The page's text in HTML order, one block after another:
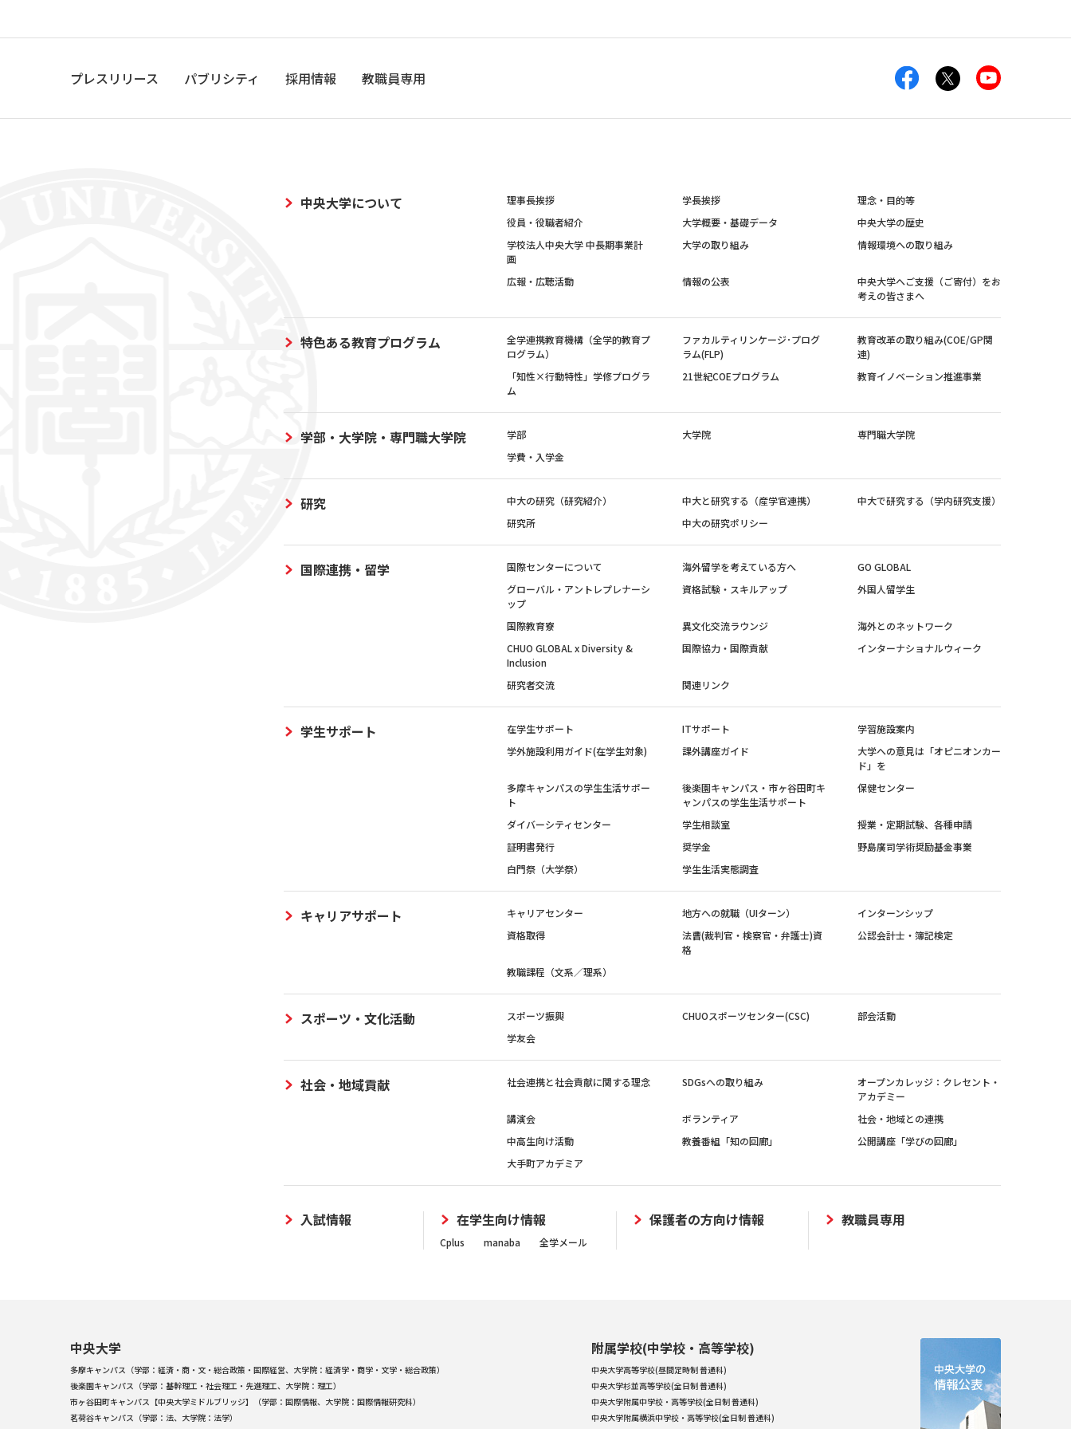
プレスリリース パブリシティ 採用情報 教職員専用
中央大学について 理事長挨拶 学長挨拶
理念・目的等
役員・役職者紹介
大学概要・基礎データ
中央大学の歴史
学校法人中央大学 中長期事業計
画
大学の取り組み 情報環境への取り組み
広報・広聴活動 情報の公表
中央大学へご支援（ご寄付）をお
考えの皆さまへ
特色ある教育プログラム
全学連携教育機構（全学的教育プ
ログラム）
ファカルティリンケージ･プログ
ラム(FLP)
教育改革の取り組み(COE/GP関
連)
「知性×行動特性」学修プログラ
ム
21世紀COEプログラム 教育イノベーション推進事業
学部・大学院・専門職大学院 学部 大学院
専門職大学院
学費・入学金
研究 中大の研究（研究紹介） 中大と研究する（産学官連携）
中大で研究する（学内研究支援）
研究所
中大の研究ポリシー
国際連携・留学 国際センターについて 海外留学を考えている方へ
GO GLOBAL
グローバル・アントレプレナーシ
ップ
資格試験・スキルアップ 外国人留学生
国際教育寮 異文化交流ラウンジ
海外とのネットワーク
CHUO GLOBAL x Diversity &
Inclusion
国際協力・国際貢献 インターナショナルウィーク
研究者交流 関連リンク
学生サポート 在学生サポート ITサポート
学習施設案内
学外施設利用ガイド(在学生対象)
課外講座ガイド
大学への意見は「オピニオンカー
ド」を
多摩キャンパスの学生生活サポー
ト
後楽園キャンパス・市ヶ谷田町キ
ャンパスの学生生活サポート
保健センター
ダイバーシティセンター 学生相談室
授業・定期試験、各種申請
証明書発行
奨学金
野島廣司学術奨励基金事業
白門祭（大学祭）
学生生活実態調査
キャリアサポート キャリアセンター 地方への就職（UIターン）
インターンシップ
資格取得
法曹(裁判官・検察官・弁護士)資
格
公認会計士・簿記検定
教職課程（文系／理系）
スポーツ・文化活動 スポーツ振興 CHUOスポーツセンター(CSC)
部会活動
学友会
社会・地域貢献 社会連携と社会貢献に関する理念 SDGsへの取り組み
オープンカレッジ：クレセント・
アカデミー
講演会
ボランティア
社会・地域との連携
中高生向け活動
教養番組「知の回廊」
公開講座「学びの回廊」
大手町アカデミア
入試情報 在学生向け情報
Cplus manaba 全学メール
保護者の方向け情報 教職員専用
中央大学
多摩キャンパス（学部：経済・商・文・総合政策・国際経営、大学院：経済学・商学・文学・総合政策）
後楽園キャンパス（学部：基幹理工・社会理工・先進理工、大学院：理工）
市ヶ谷田町キャンパス【中央大学ミドルブリッジ】（学部：国際情報、大学院：国際情報研究科）
茗荷谷キャンパス（学部：法、大学院：法学）
附属学校(中学校・高等学校)
中央大学高等学校(昼間定時制 普通科)
中央大学杉並高等学校(全日制 普通科)
中央大学附属中学校・高等学校(全日制 普通科)
中央大学附属横浜中学校・高等学校(全日制 普通科)